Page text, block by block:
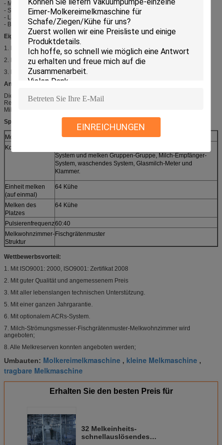
EINREICHUNGEN
- Material: heißes galvanisiert
- Stärke: 3mm
- Länge: 2200mm
- Breite: 660mm
Eigenschaften:
1. Planvertrag, Abwehrraum;
2. Niedrige Kosten und hohe Leistungsfähigkeit;
3. Einfach beobachten Sie und funktionieren Sie;
Anwendungen:
Die automatischen Heringe entbeinen Wohnzimmer, mit Glasmilchmeter zum
Recorder und empfangen die frische Milch, normalerweise werden im
Milchkuhbauernhof, besonders im Medium und im Großbetrieb verwendet.
Spezifikationen:
Modellnummer
HL-G1
Komponente
System und melken Gruppen-Gruppe, Milch-Empfänger-
System, waschendes System, Glasmilch-Meter und
Klammer.
Einheit melken
(auf einmal)
64 Kühe
Melken des
Platzes
64 Kühe
Pulsierenfrequenz60:40
Melkwohnzimmer-
Struktur
Fischgrätenmuster
Wettbewerbsvorteil:
1. Mit ISO9001: 2000, ISO9001: Zertifikat 2008
2. Mit guter Qualität und angemessenem Preis
3. Mit aller lebenslangen technischen Unterstützung.
5. Mit einer ganzen Jahrgarantie.
6. Mit optionalem ACRs-System.
7. Milch-Strömungsmesser-Fischgrätenmuster-Melkwohnzimmer wird
angeboten;
8. Alle Melkreserven konnten angeboten werden;
Umbauten: Molkereimelkmaschine , kleine Melkmaschine ,
tragbare Melkmaschine
Erhalten Sie den besten Preis für
32 Melkeinheits-
schnellauslösendes